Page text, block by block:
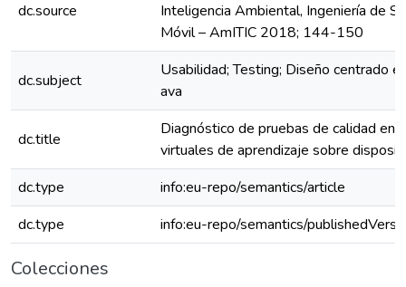
dc.source
Inteligencia Ambiental, Ingeniería de
Móvil – AmITIC 2018; 144-150
dc.subject
Usabilidad; Testing; Diseño centrado
ava
dc.title
Diagnóstico de pruebas de calidad en
virtuales de aprendizaje sobre
dc.type
info:eu-repo/semantics/article
dc.type
info:eu-repo/semantics/
Colecciones